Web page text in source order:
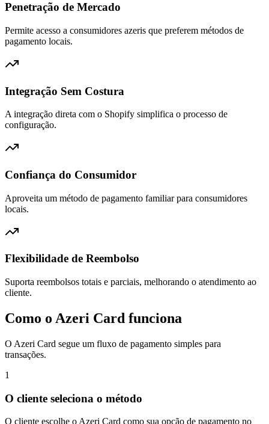
Penetração de Mercado
Permite acesso a consumidores azeris que preferem métodos de
pagamento locais.
Integração Sem Costura
A integração direta com o Shopify simplifica o processo de
configuração.
Confiança do Consumidor
Aproveita um método de pagamento familiar para consumidores
locais.
Flexibilidade de Reembolso
Suporta reembolsos totais e parciais, melhorando o atendimento ao
cliente.
Como o Azeri Card funciona
O Azeri Card segue um fluxo de pagamento simples para
transações.
1
O cliente seleciona o método
O cliente escolhe o Azeri Card como sua opção de pagamento no